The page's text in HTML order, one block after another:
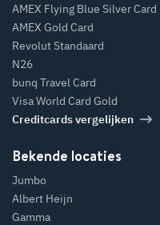
AMEX Flying Blue Silver Card
AMEX Gold Card
Revolut Standaard
N26
bunq Travel Card
Visa World Card Gold
Creditcards vergelijken
Bekende locaties
Jumbo
Albert Heijn
Gamma